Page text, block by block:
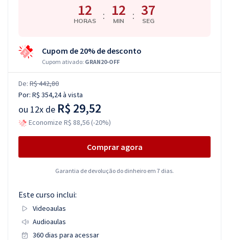
12
HORAS : 12
MIN : 37
SEG
Cupom de 20% de desconto
Cupom ativado: GRAN20-OFF
De: R$ 442,80
Por: R$ 354,24à vista
ou 12x de R$ 29,52
Economize R$ 88,56 (-20%)
Comprar agora
Garantia de devolução do dinheiro em 7 dias.
Este curso inclui:
Videoaulas
Audioaulas
360 dias para acessar